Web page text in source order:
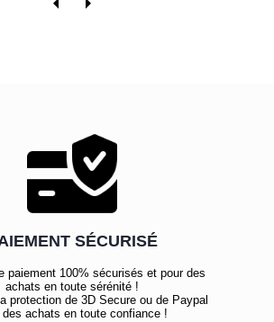
SÉCURISÉ
paiement 100% sécurisés et pour des
achats en toute sérénité !
protection de 3D Secure ou de Paypal
des achats en toute confiance !